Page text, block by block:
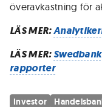
överavkastning för
LÄS MER:
LÄS MER:
rapporter
Investor